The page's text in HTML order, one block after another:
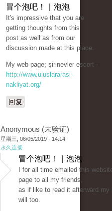
冒个泡吧！ | 泡泡
It's impressive that you are
getting thoughts from this
post as well as from our
discussion made at this place.
My web page; şirinevler escort -
http://www.uluslararasi-
nakliyat.org/
回复
Anonymous (未验证)
星期三, 06/05/2019 - 14:14
永久连接
冒个泡吧！ | 泡泡
I for all time emailed this
page to all my friends,
as if like to read it afterward my
will too.